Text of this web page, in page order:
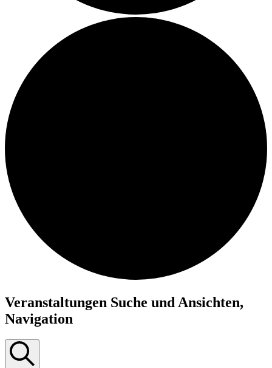
Veranstaltungen Suche und Ansichten,
Navigation